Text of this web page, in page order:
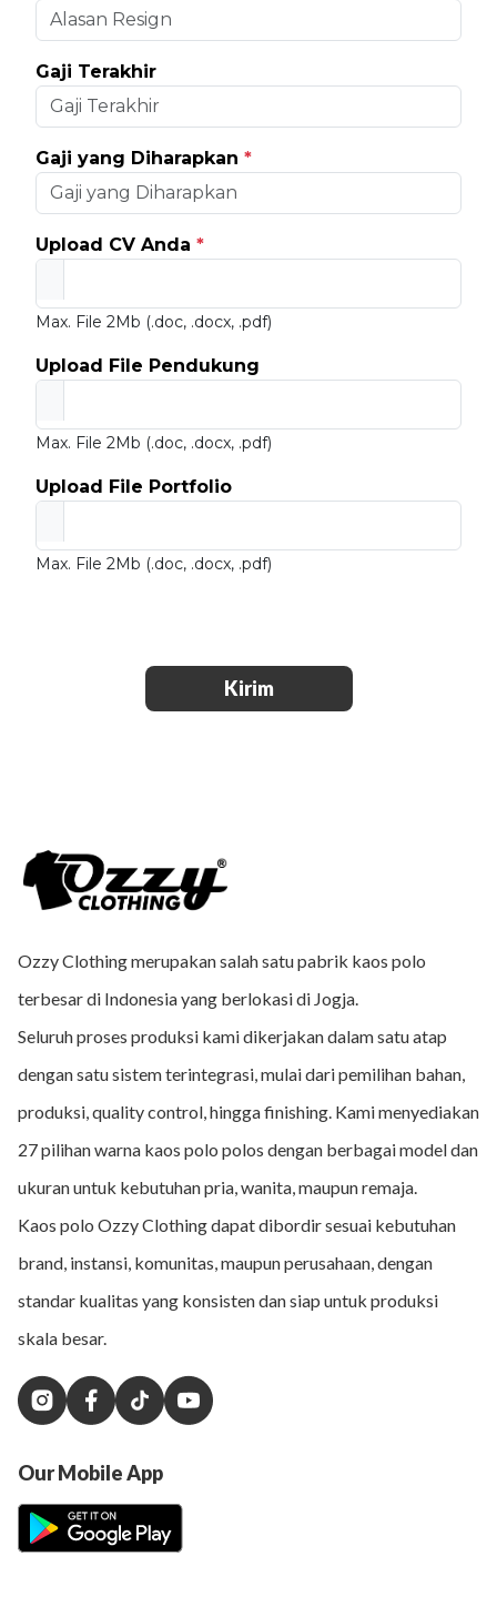
Gaji Terakhir
Gaji yang Diharapkan *
Upload CV Anda *
Max. File 2Mb (.doc, .docx, .pdf)
Upload File Pendukung
Max. File 2Mb (.doc, .docx, .pdf)
Upload File Portfolio
Max. File 2Mb (.doc, .docx, .pdf)
Kirim
Ozzy Clothing merupakan salah satu pabrik kaos polo
terbesar di Indonesia yang berlokasi di Jogja.
Seluruh proses produksi kami dikerjakan dalam satu atap
dengan satu sistem terintegrasi, mulai dari pemilihan bahan,
produksi, quality control, hingga finishing. Kami menyediakan
27 pilihan warna kaos polo polos dengan berbagai model dan
ukuran untuk kebutuhan pria, wanita, maupun remaja.
Kaos polo Ozzy Clothing dapat dibordir sesuai kebutuhan
brand, instansi, komunitas, maupun perusahaan, dengan
standar kualitas yang konsisten dan siap untuk produksi
skala besar.
Our Mobile App